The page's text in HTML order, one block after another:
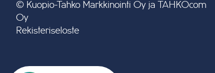
© Kuopio-Tahko Markkinointi Oy ja TAHKOcom
Oy
Rekisteriseloste